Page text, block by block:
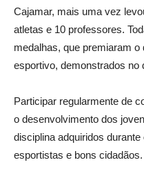
Cajamar, mais uma vez
atletas e 10 professores.
medalhas, que premiaram
esportivo, demonstrados no
Participar regularmente de
o desenvolvimento dos
disciplina adquiridos
esportistas e bons cidadãos.